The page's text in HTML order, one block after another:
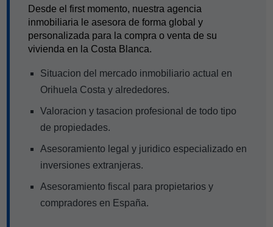
Desde el first momento, nuestra agencia
inmobiliaria le asesora de forma global y
personalizada para la compra o venta de su
vivienda en la Costa Blanca.
Situacion del mercado inmobiliario actual en
Orihuela Costa y alrededores.
Valoracion y tasacion profesional de todo tipo
de propiedades.
Asesoramiento legal y juridico especializado en
inversiones extranjeras.
Asesoramiento fiscal para propietarios y
compradores en España.